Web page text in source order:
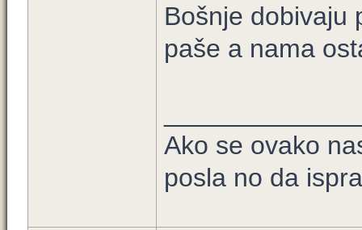
Bošnje dobivaju
paše a nama
Ako se ovako
posla no da